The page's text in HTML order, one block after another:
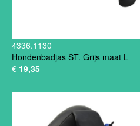
4336.1130
Hondenbadjas ST. Grijs maat L
€ 19,35